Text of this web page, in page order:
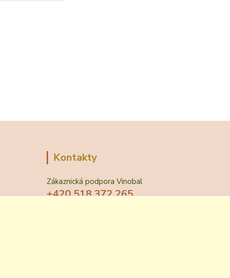
Kontakty
Zákaznická podpora Vinobal
+420 518 372 265